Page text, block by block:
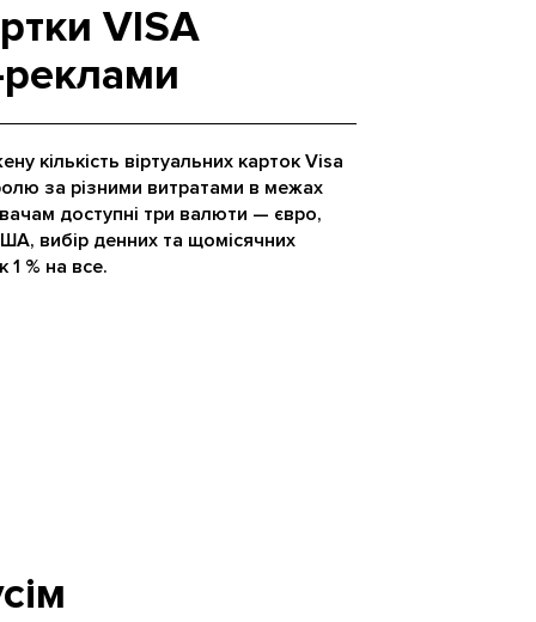
VISA
реклами
кількість віртуальних карток Visa
за різними витратами в межах
доступні три валюти — євро,
вибір денних та щомісячних
1 % на все.